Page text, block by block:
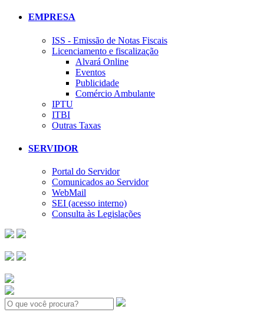
EMPRESA
ISS - Emissão de Notas Fiscais
Licenciamento e fiscalização
Alvará Online
Eventos
Publicidade
Comércio Ambulante
IPTU
ITBI
Outras Taxas
SERVIDOR
Portal do Servidor
Comunicados ao Servidor
WebMail
SEI (acesso interno)
Consulta às Legislações
Search: